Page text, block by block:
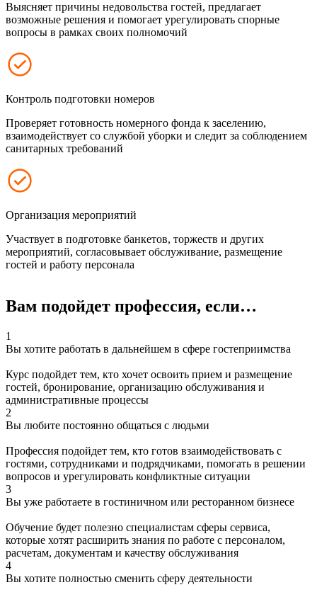
Выясняет причины недовольства гостей, предлагает
возможные решения и помогает урегулировать спорные
вопросы в рамках своих полномочий
Контроль подготовки номеров
Проверяет готовность номерного фонда к заселению,
взаимодействует со службой уборки и следит за соблюдением
санитарных требований
Организация мероприятий
Участвует в подготовке банкетов, торжеств и других
мероприятий, согласовывает обслуживание, размещение
гостей и работу персонала
Вам подойдет профессия, если…
1
Вы хотите работать в дальнейшем в сфере гостеприимства
Курс подойдет тем, кто хочет освоить прием и размещение
гостей, бронирование, организацию обслуживания и
административные процессы
2
Вы любите постоянно общаться с людьми
Профессия подойдет тем, кто готов взаимодействовать с
гостями, сотрудниками и подрядчиками, помогать в решении
вопросов и урегулировать конфликтные ситуации
3
Вы уже работаете в гостиничном или ресторанном бизнесе
Обучение будет полезно специалистам сферы сервиса,
которые хотят расширить знания по работе с персоналом,
расчетам, документам и качеству обслуживания
4
Вы хотите полностью сменить сферу деятельности